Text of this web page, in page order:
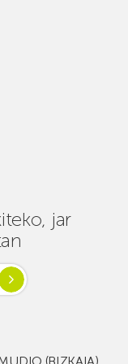
jar